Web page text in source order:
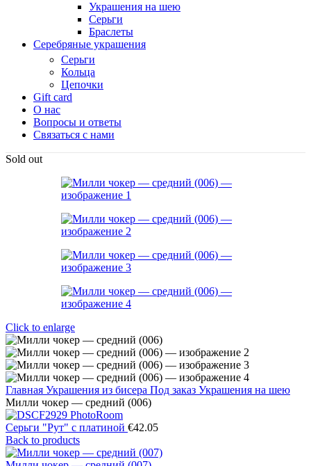
Украшения на шею
Серьги
Браслеты
Серебряные украшения
Серьги
Кольца
Цепочки
Gift card
О нас
Вопросы и ответы
Связаться с нами
Sold out
Click to enlarge
Главная Украшения из бисера Под заказ Украшения на шею
Милли чокер — средний (006)
Серьги "Рут" с платиной €42.05
Back to products